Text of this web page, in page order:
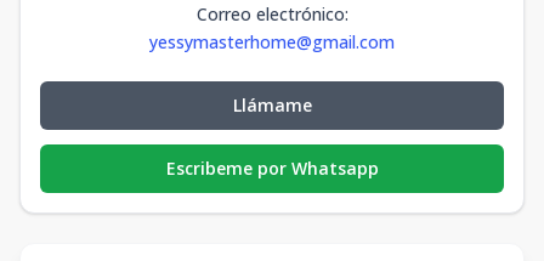
Correo electrónico:
yessymasterhome@gmail.com
Llámame
Escribeme por Whatsapp